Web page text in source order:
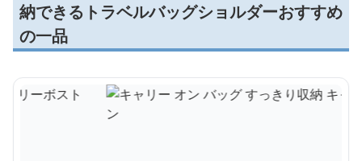
納できるトラベルバッグショルダーおすすめ
の一品